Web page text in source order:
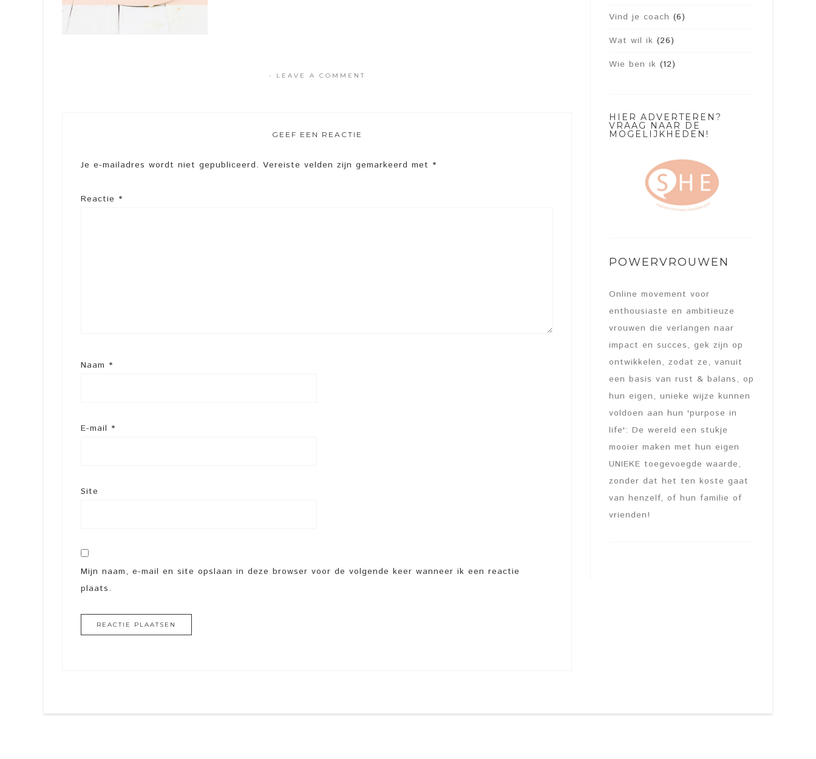
· LEAVE A COMMENT
GEEF EEN REACTIE
Je e-mailadres wordt niet gepubliceerd. Vereiste velden zijn gemarkeerd met *
Reactie *
Naam *
E-mail *
Site
Mijn naam, e-mail en site opslaan in deze browser voor de volgende keer wanneer ik een reactie
plaats.
Vind je coach (6)
Wat wil ik (26)
Wie ben ik (12)
HIER ADVERTEREN?
VRAAG NAAR DE
MOGELIJKHEDEN!
POWERVROUWEN
Online movement voor
enthousiaste en ambitieuze
vrouwen die verlangen naar
impact en succes, gek zijn op
ontwikkelen, zodat ze, vanuit
een basis van rust & balans, op
hun eigen, unieke wijze kunnen
voldoen aan hun 'purpose in
life': De wereld een stukje
mooier maken met hun eigen
UNIEKE toegevoegde waarde,
zonder dat het ten koste gaat
van henzelf, of hun familie of
vrienden!